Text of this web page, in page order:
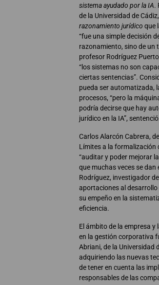
sistema ayudado por la IA.
de la Universidad de
razonamiento jurídico que
“fue una simple decisión
razonamiento, sino de un
profesor Rodríguez
“los sistemas no son
ciertas sentencias”.
pueda ser automatizada,
procesos, “pero la
podría decirse que hay
jurídico en la IA”,
Carlos Alarcón Cabrera,
Límites a la formalización
“auditar y poder mejorar
que muchas veces se
Rodríguez, investigador
aportaciones al
su empeño en la
eficiencia.
El ámbito de la empresa
en la gestión corporativa
Abriani, de la Universidad
adquiriendo las nuevas
de tener en cuenta las
responsables de las